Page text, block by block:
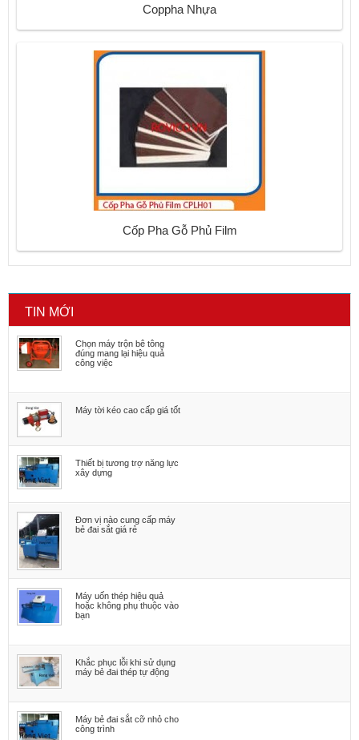
Coppha Nhựa
Cốp Pha Gỗ Phủ Film
TIN MỚI
Chọn máy trộn bê tông
đúng mang lại hiệu quả
công việc
Máy tời kéo cao cấp giá tốt
Thiết bị tương trợ năng lực
xây dựng
Đơn vị nào cung cấp máy
bẻ đai sắt giá rẻ
Máy uốn thép hiệu quả
hoặc không phụ thuộc vào
bạn
Khắc phục lỗi khi sử dụng
máy bẻ đai thép tự động
Máy bẻ đai sắt cỡ nhỏ cho
công trình